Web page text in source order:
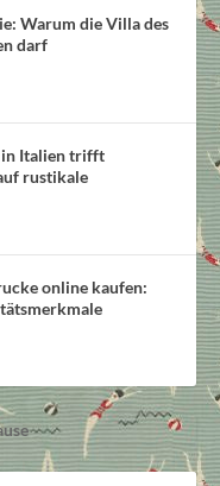
Warum die Villa des
darf
in Italien trifft
rustikale
online kaufen: